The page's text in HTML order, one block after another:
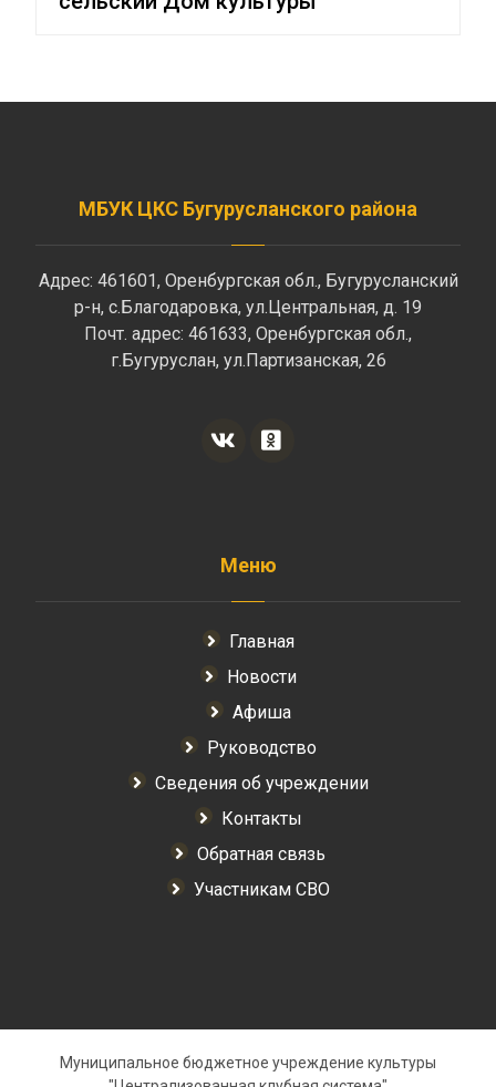
МБУК ЦКС Бугурусланского района
Адрес: 461601, Оренбургская обл., Бугурусланский
р-н, с.Благодаровка, ул.Центральная, д. 19
Почт. адрес: 461633, Оренбургская обл.,
г.Бугуруслан, ул.Партизанская, 26
Меню
Главная
Новости
Афиша
Руководство
Сведения об учреждении
Контакты
Обратная связь
Участникам СВО
Муниципальное бюджетное учреждение культуры